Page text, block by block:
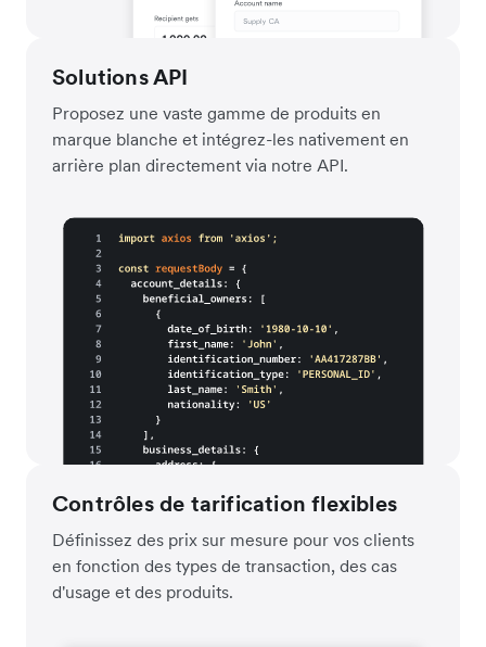
Solutions API
Proposez une vaste gamme de produits en
marque blanche et intégrez-les nativement en
arrière plan directement via notre API.
Contrôles de tarification flexibles
Définissez des prix sur mesure pour vos clients
en fonction des types de transaction, des cas
d'usage et des produits.